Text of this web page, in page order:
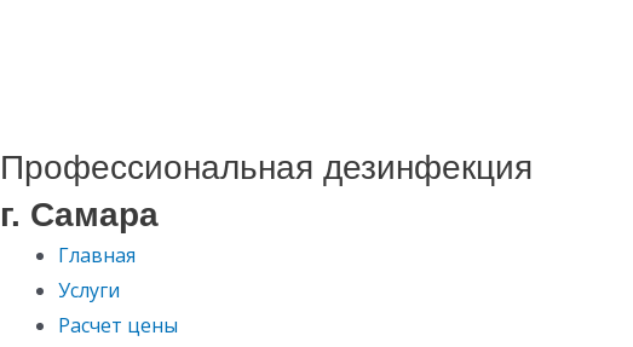
Профессиональная дезинфекция
г. Самара
Главная
Услуги
Расчет цены